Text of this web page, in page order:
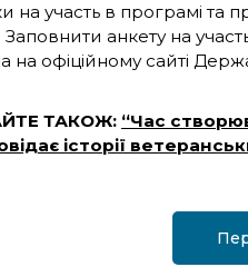
на участь в програмі та
анкету на
на офіційному сайті
ТАКОЖ: “Час
історії